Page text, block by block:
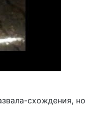
схождения, но